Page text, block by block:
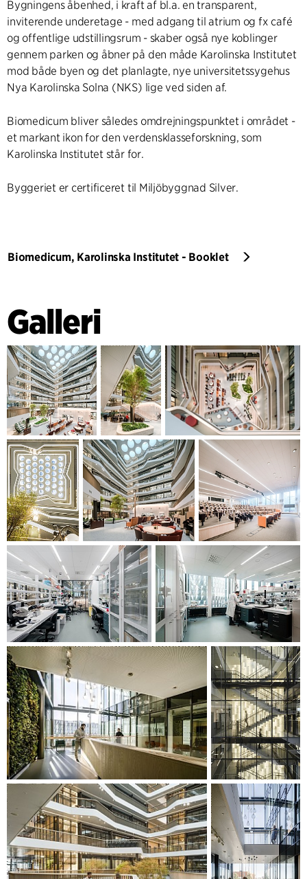
Bygningens åbenhed, i kraft af bl.a. en transparent,
inviterende underetage - med adgang til atrium og fx café
og offentlige udstillingsrum - skaber også nye koblinger
gennem parken og åbner på den måde Karolinska Institutet
mod både byen og det planlagte, nye universitetssygehus
Nya Karolinska Solna (NKS) lige ved siden af.
Biomedicum bliver således omdrejningspunktet i området -
et markant ikon for den verdensklasseforskning, som
Karolinska Institutet står for.
Byggeriet er certificeret til Miljöbyggnad Silver.
Biomedicum, Karolinska Institutet - Booklet
Galleri